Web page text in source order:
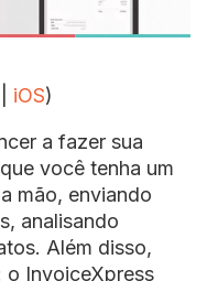
iOS)
a fazer sua
você tenha um
mão, enviando
analisando
Além disso,
o InvoiceXpress